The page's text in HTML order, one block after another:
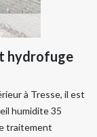
hydrofuge
à Tresse, il est
humidite 35
traitement